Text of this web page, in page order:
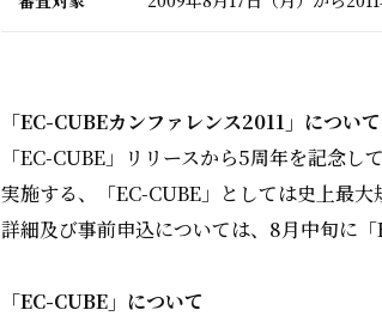
「EC-CUBEカンファレンス2011」について
「EC-CUBE」リリースから5周年を記念し
実施する、「EC-CUBE」としては史上最大
詳細及び事前申込については、8月中旬に「
「EC-CUBE」について